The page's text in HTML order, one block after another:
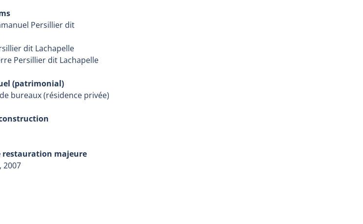
Persillier dit
dit Lachapelle
Persillier dit Lachapelle
(patrimonial)
bureaux (résidence privée)
restauration majeure
2007